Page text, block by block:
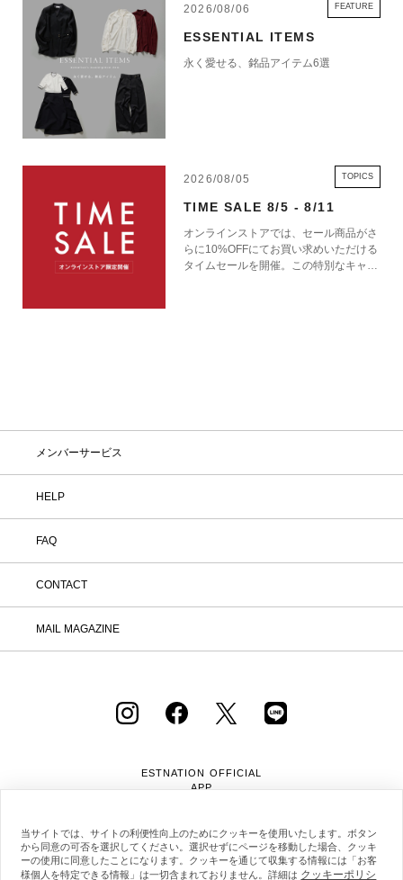
2026/08/06 FEATURE
ESSENTIAL ITEMS
永く愛せる、銘品アイテム6選
2026/08/05 TOPICS
TIME SALE 8/5 - 8/11
オンラインストアでは、セール商品がさ
らに10%OFFにてお買い求めいただける
タイムセールを開催。この特別なキャン
メンバーサービス
HELP
FAQ
CONTACT
MAIL MAGAZINE
ESTNATION OFFICIAL
APP
当サイトでは、サイトの利便性向上のためにクッキーを使用いたします。ボタン
から同意の可否を選択してください。選択せずにページを移動した場合、クッキ
ーの使用に同意したことになります。クッキーを通じて収集する情報には「お客
様個人を特定できる情報」は一切含まれておりません。詳細は クッキーポリシ